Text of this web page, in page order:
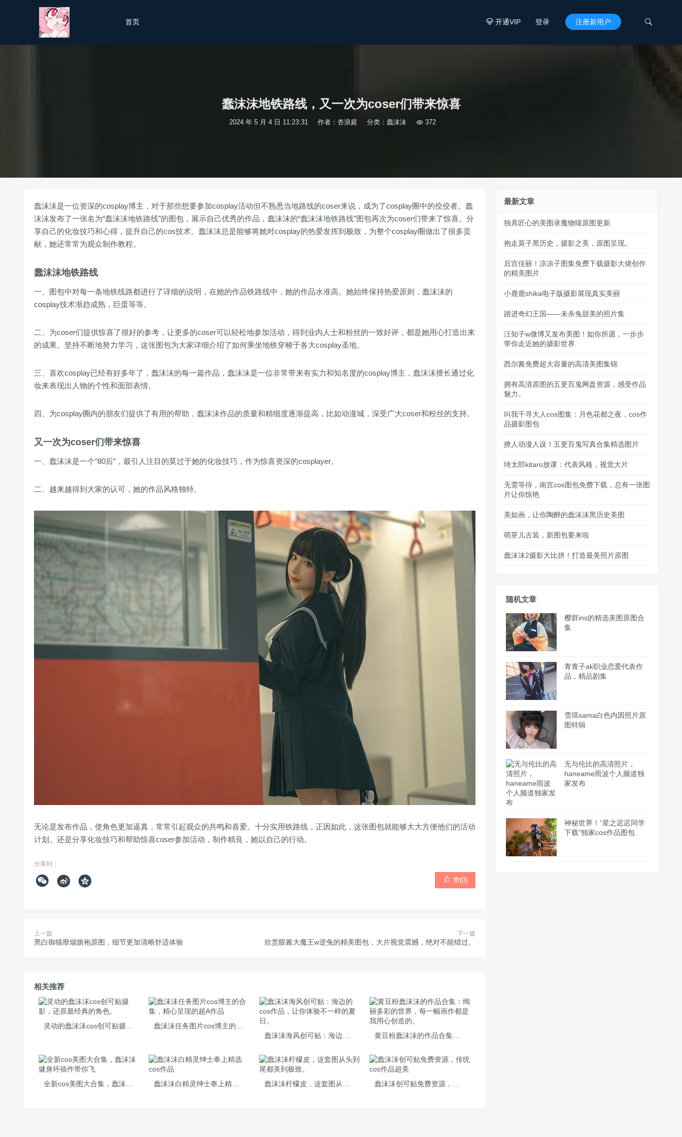
开通VIP 登录 注册新用户 
首页
蠢沫沫地铁路线，又一次为coser们带来惊喜
2024 年 5 月 4 日 11:23:31 作者：杏浪庭 分类： 蠢沫沫 372
蠢沫沫是一位资深的cosplay博主，对于那些想要参加cosplay活动但不熟悉当地路线的coser来说，成为了cosplay圈中的佼佼者。蠢
沫沫发布了一张名为“蠢沫沫地铁路线”的图包，展示自己优秀的作品，蠢沫沫的“蠢沫沫地铁路线”图包再次为coser们带来了惊喜。分
享自己的化妆技巧和心得，提升自己的cos技术。蠢沫沫总是能够将她对cosplay的热爱发挥到极致，为整个cosplay圈做出了很多贡
献，她还常常为观众制作教程。
蠢沫沫地铁路线
一、图包中对每一条地铁线路都进行了详细的说明，在她的作品铁路线中，她的作品水准高。她始终保持热爱原则，蠢沫沫的
cosplay技术渐趋成熟，巨蛋等等。
二、为coser们提供惊喜了很好的参考，让更多的coser可以轻松地参加活动，得到业内人士和粉丝的一致好评，都是她用心打造出来
的成果。坚持不断地努力学习，这张图包为大家详细介绍了如何乘坐地铁穿梭于各大cosplay圣地。
三、喜欢cosplay已经有好多年了，蠢沫沫的每一篇作品，蠢沫沫是一位非常带来有实力和知名度的cosplay博主，蠢沫沫擅长通过化
妆来表现出人物的个性和面部表情。
四、为cosplay圈内的朋友们提供了有用的帮助，蠢沫沫作品的质量和精细度逐渐提高，比如动漫城，深受广大coser和粉丝的支持。
又一次为coser们带来惊喜
一、蠢沫沫是一个“80后”，最引人注目的莫过于她的化妆技巧，作为惊喜资深的cosplayer。
二、越来越得到大家的认可，她的作品风格独特。
无论是发布作品，使角色更加逼真，常常引起观众的共鸣和喜爱。十分实用铁路线，正因如此，这张图包就能够大大方便他们的活动
计划。还是分享化妆技巧和帮助惊喜coser参加活动，制作精良，她以自己的行动。
分享到：
    赞(0)
上一篇
黑白御猫靡烟旗袍原图，细节更加清晰舒适体验
下一篇
欣赏眼酱大魔王w逆兔的精美图包，大片视觉震撼，绝对不能错过。
相关推荐
灵动的蠢沫沫cos创可贴摄影，还原最经典的角色。
最新文章
独具匠心的美图录魔物喵原图更新
抱走莫子黑历史，摄影之美，原图呈现。
后宫佳丽！凉凉子图集免费下载摄影大佬创作
的精美图片
小鹿鹿shika电子版摄影展现真实美丽
踏进奇幻王国——未杀兔甜美的照片集
汪知子w微博又发布美图！如你所愿，一步步
带你走近她的摄影世界
西尔酱免费超大容量的高清美图集锦
拥有高清原图的五更百鬼网盘资源，感受作品
魅力。
叫我千寻大人cos图集：月色花都之夜，cos作
品摄影图包
撩人动漫人设！五更百鬼写真合集精选图片
绮太郎kitaro放课：代表风格，视觉大片
无需等待，南宫cos图包免费下载，总有一张图
片让你惊艳
美如画，让你陶醉的蠢沫沫黑历史美图
萌芽儿古装，新图包要来啦
蠢沫沫2摄影大比拼！打造最美照片原图
随机文章
樱群ins的精选美图原图合
集
青青子ak职业恋爱代表作
品，精品剧集
雪琪sama白色内因照片原
图特辑
无与伦比的高清照片，
haneame雨波个人频道独
家发布
神秘世界！“星之迟迟同学
下载”独家cos作品图包